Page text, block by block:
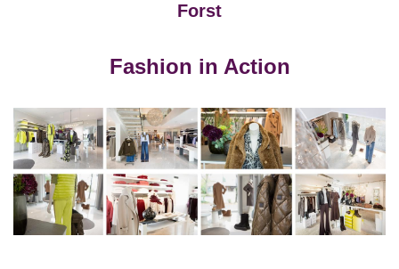
Forst
Fashion in Action